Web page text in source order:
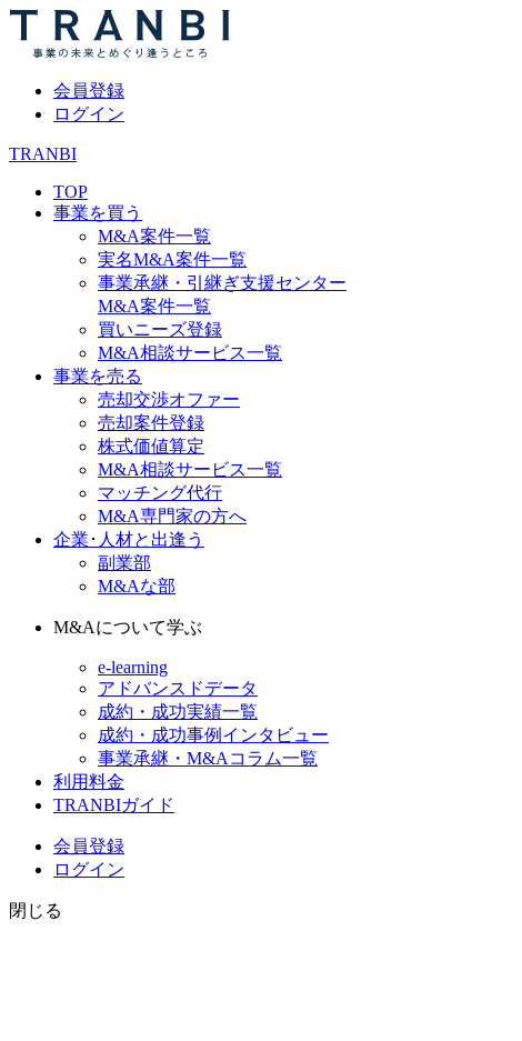
会員登録
ログイン
TRANBI
TOP
事業を買う
M&A案件一覧
実名M&A案件一覧
事業承継・引継ぎ支援センター
M&A案件一覧
買いニーズ登録
M&A相談サービス一覧
事業を売る
売却交渉オファー
売却案件登録
株式価値算定
M&A相談サービス一覧
マッチング代行
M&A専門家の方へ
企業･人材と出逢う
副業部
M&Aな部
M&Aについて学ぶ
e-learning
アドバンスドデータ
成約・成功実績一覧
成約・成功事例インタビュー
事業承継・M&Aコラム一覧
利用料金
TRANBIガイド
会員登録
ログイン
閉じる